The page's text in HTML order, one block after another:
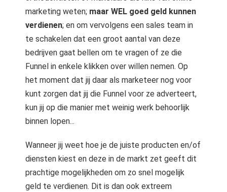
marketing weten; maar WEL goed geld kunnen
verdienen; en om vervolgens een sales team in
te schakelen dat een groot aantal van deze
bedrijven gaat bellen om te vragen of ze die
Funnel in enkele klikken over willen nemen. Op
het moment dat jij daar als marketeer nog voor
kunt zorgen dat jij die Funnel voor ze adverteert,
kun jij op die manier met weinig werk behoorlijk
binnen lopen...
Wanneer jij weet hoe je de juiste producten en/of
diensten kiest en deze in de markt zet geeft dit
prachtige mogelijkheden om zo snel mogelijk
geld te verdienen. Dit is dan ook extreem